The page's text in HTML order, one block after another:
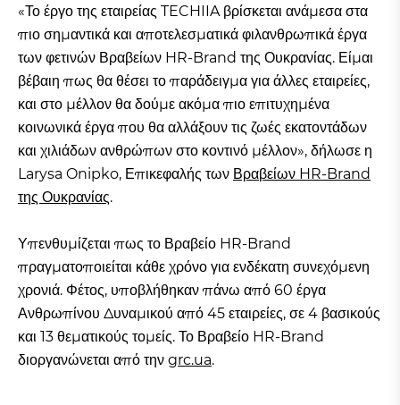
«Το έργο της εταιρείας TECHIIA βρίσκεται ανάμεσα στα
πιο σημαντικά και αποτελεσματικά φιλανθρωπικά έργα
των φετινών Βραβείων HR-Brand της Ουκρανίας. Είμαι
βέβαιη πως θα θέσει το παράδειγμα για άλλες εταιρείες,
και στο μέλλον θα δούμε ακόμα πιο επιτυχημένα
κοινωνικά έργα που θα αλλάξουν τις ζωές εκατοντάδων
και χιλιάδων ανθρώπων στο κοντινό μέλλον», δήλωσε η
Larysa Onipko, Επικεφαλής των Βραβείων HR-Brand
της Ουκρανίας.
Υπενθυμίζεται πως το Βραβείο HR-Brand
πραγματοποιείται κάθε χρόνο για ενδέκατη συνεχόμενη
χρονιά. Φέτος, υποβλήθηκαν πάνω από 60 έργα
Ανθρωπίνου Δυναμικού από 45 εταιρείες, σε 4 βασικούς
και 13 θεματικούς τομείς. Το Βραβείο HR-Brand
διοργανώνεται από την grc.ua.